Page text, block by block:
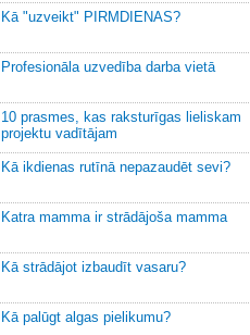
Kā "uzveikt" PIRMDIENAS?
Profesionāla uzvedība darba vietā
10 prasmes, kas raksturīgas lieliskam
projektu vadītājam
Kā ikdienas rutīnā nepazaudēt sevi?
Katra mamma ir strādājoša mamma
Kā strādājot izbaudīt vasaru?
Kā palūgt algas pielikumu?